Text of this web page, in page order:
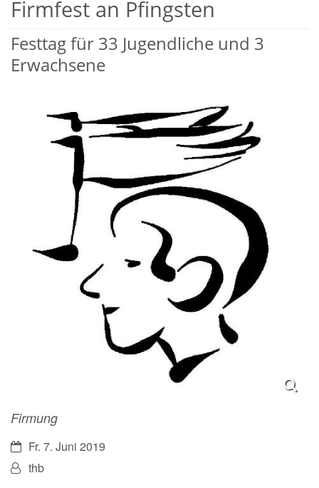
Firmfest an Pfingsten
Festtag für 33 Jugendliche und 3
Erwachsene
Firmung
Datum:Fr. 7. Juni 2019
Von:thb